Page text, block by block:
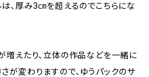
厚み3㎝を超えるのでこちらにな
増えたり、立体の作品などを一緒に
が変わりますので、ゆうパックのサ